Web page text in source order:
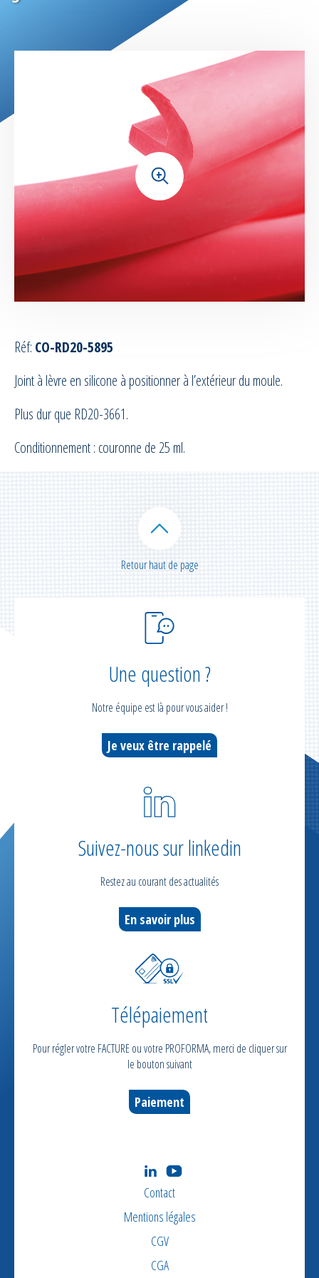
Feutres drainants / Tissus de verre
Films séparateurs
Interfaces démoulantes
Agents démoulants
Mastics d'étanchéité
Rubans adhésifs
Tissus & films thermorétractables
Equipement de pulvérisation silicone
Accessoires moules et machines de
pulvérisation
Equipement RTM & Infusion
Accessoires RTM
Equipement pour le vide
Tubes et Tuyaux
Confection / Kitting
Maintenance | Formation
+
Réf: CO-RD20-5895
Joint à lèvre en silicone à positionner à l’extérieur du moule.
Plus dur que RD20-3661.
Conditionnement : couronne de 25 ml.
Une question ?
Notre équipe est là pour vous aider !
Je veux être rappelé
Suivez-nous sur linkedin
Restez au courant des actualités
En savoir plus
Télépaiement
Pour régler votre FACTURE ou votre PROFORMA, merci de cliquer sur
le bouton suivant
Paiement
Contact
Mentions légales
CGV
CGA
Retour haut de page